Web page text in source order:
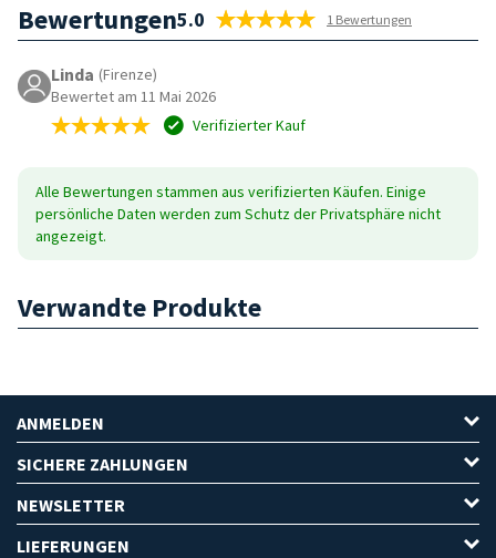
Bewertungen5.0 1 Bewertungen
Linda (Firenze)
Bewertet am 11 Mai 2026
Verifizierter Kauf
Alle Bewertungen stammen aus verifizierten Käufen. Einige
persönliche Daten werden zum Schutz der Privatsphäre nicht
angezeigt.
Verwandte Produkte
ANMELDEN
SICHERE ZAHLUNGEN
NEWSLETTER
LIEFERUNGEN